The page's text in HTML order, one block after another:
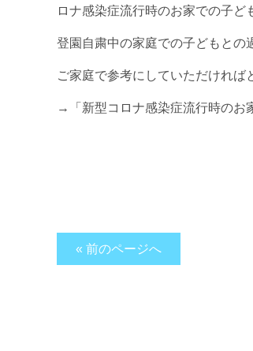
ロナ感染症流行時のお家での子ど
登園自粛中の家庭での子どもとの
ご家庭で参考にしていただければ
→「新型コロナ感染症流行時のお
« 前のページへ